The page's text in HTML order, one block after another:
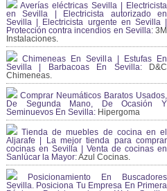
Averías eléctricas Sevilla | Electricista
en Sevilla | Electricista autorizado en
Sevilla | Electricista urgente en Sevilla |
Protección contra incendios en Sevilla:3M
Instalaciones.
Chimeneas En Sevilla | Estufas En
Sevilla | Barbacoas En Sevilla:D&C
Chimeneas.
Comprar Neumáticos Baratos Usados,
De Segunda Mano, De Ocasión Y
Seminuevos En Sevilla: Hipergoma
Tienda de muebles de cocina en el
Aljarafe | La mejor tienda para comprar
cocinas en Sevilla | Venta de cocinas en
Sanlúcar la Mayor:Azul Cocinas.
Posicionamiento En Buscadores
Sevilla. Posiciona Tu Empresa En Primera